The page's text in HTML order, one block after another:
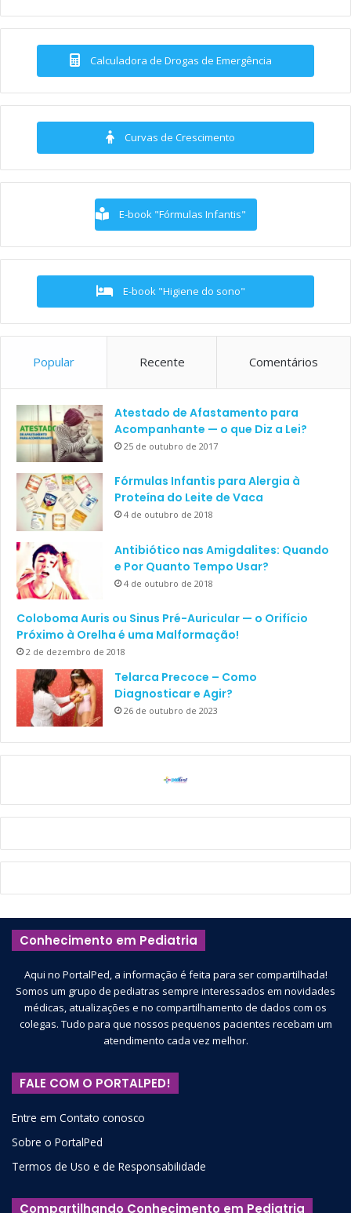
Calculadora de Drogas de Emergência
Curvas de Crescimento
E-book "Fórmulas Infantis"
E-book "Higiene do sono"
Popular Recente Comentários
Atestado de Afastamento para
Acompanhante — o que Diz a Lei?
25 de outubro de 2017
Fórmulas Infantis para Alergia à
Proteína do Leite de Vaca
4 de outubro de 2018
Antibiótico nas Amigdalites: Quando
e Por Quanto Tempo Usar?
4 de outubro de 2018
Coloboma Auris ou Sinus Pré-Auricular — o Orifício
Próximo à Orelha é uma Malformação!
2 de dezembro de 2018
Telarca Precoce – Como
Diagnosticar e Agir?
26 de outubro de 2023
Conhecimento em Pediatria
Aqui no PortalPed, a informação é feita para ser compartilhada!
Somos um grupo de pediatras sempre interessados em novidades
médicas, atualizações e no compartilhamento de dados com os
colegas. Tudo para que nossos pequenos pacientes recebam um
atendimento cada vez melhor.
FALE COM O PORTALPED!
Entre em Contato conosco
Sobre o PortalPed
Termos de Uso e de Responsabilidade
Compartilhando Conhecimento em Pediatria